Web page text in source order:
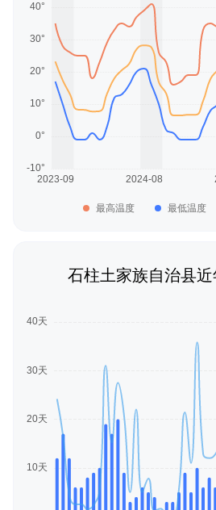
最高温度 最低温度
石柱土家族自治县